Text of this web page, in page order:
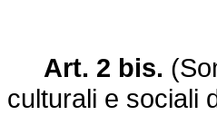
Art. 2 bis.
culturali e sociali